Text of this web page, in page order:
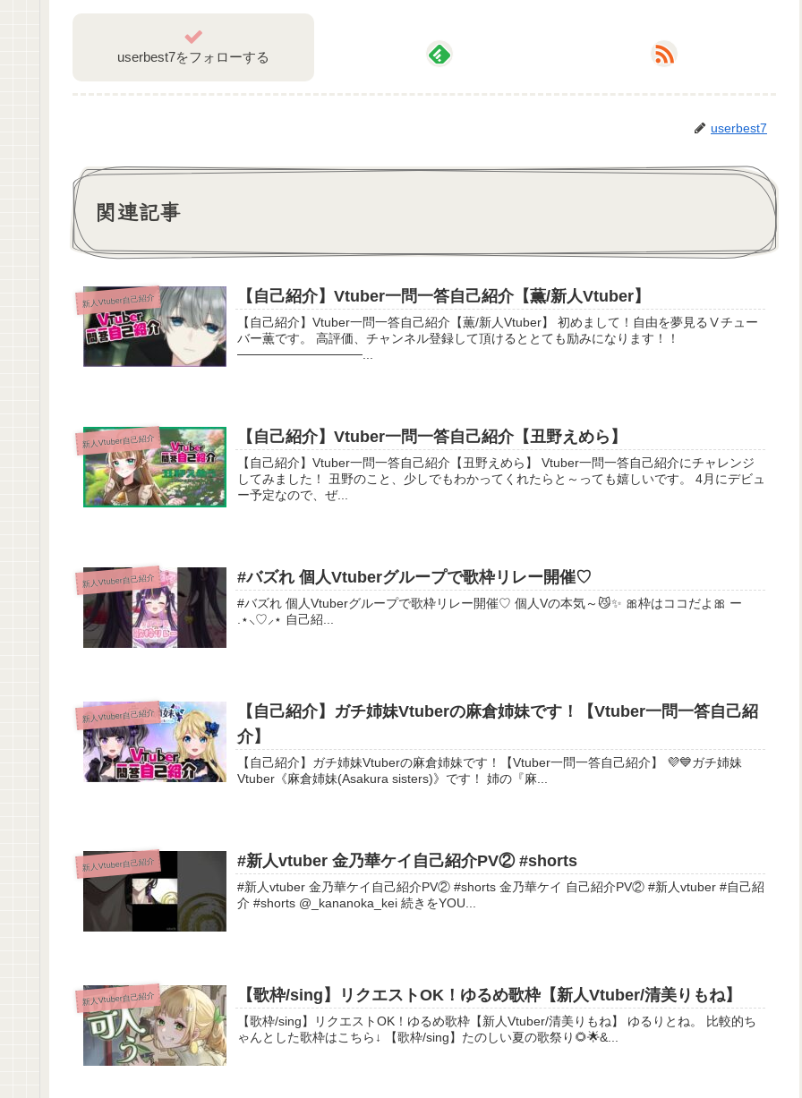
userbest7をフォローする
userbest7
関連記事
新人Vtuber自己紹介 【自己紹介】Vtuber一問一答自己紹介【薫/新人Vtuber】
【自己紹介】Vtuber一問一答自己紹介【薫/新人Vtuber】 初めまして！自由を夢見るⅤチュー
バー薫です。 高評価、チャンネル登録して頂けるととても励みになります！！
──────────────...
新人Vtuber自己紹介 【自己紹介】Vtuber一問一答自己紹介【丑野えめら】
【自己紹介】Vtuber一問一答自己紹介【丑野えめら】 Vtuber一問一答自己紹介にチャレンジ
してみました！ 丑野のこと、少しでもわかってくれたらと～っても嬉しいです。 4月にデビュ
ー予定なので、ぜ...
新人Vtuber自己紹介 #バズれ 個人Vtuberグループで歌枠リレー開催♡
#バズれ 個人Vtuberグループで歌枠リレー開催♡ 個人Vの本気～😼✨ 🎀枠はココだよ🎀 ー
.⋆⸜♡⸝‍⋆ 自己紹...
新人Vtuber自己紹介
【自己紹介】ガチ姉妹Vtuberの麻倉姉妹です！【Vtuber一問一答自己紹
介】
【自己紹介】ガチ姉妹Vtuberの麻倉姉妹です！【Vtuber一問一答自己紹介】 💜💙ガチ姉妹
Vtuber《麻倉姉妹(Asakura sisters)》です！ 姉の『麻...
新人Vtuber自己紹介 #新人vtuber 金乃華ケイ自己紹介PV② #shorts
#新人vtuber 金乃華ケイ自己紹介PV② #shorts 金乃華ケイ 自己紹介PV② #新人vtuber #自己紹
介 #shorts @_kananoka_kei 続きをYOU...
新人Vtuber自己紹介 【歌枠/sing】リクエストOK！ゆるめ歌枠【新人Vtuber/清美りもね】
【歌枠/sing】リクエストOK！ゆるめ歌枠【新人Vtuber/清美りもね】 ゆるりとね。 比較的ち
ゃんとした歌枠はこちら↓ 【歌枠/sing】たのしい夏の歌祭り🌻🌟&...